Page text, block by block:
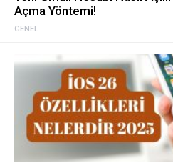
GENEL
Açma Yöntemi!